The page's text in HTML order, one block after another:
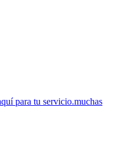
para tu servicio.muchas